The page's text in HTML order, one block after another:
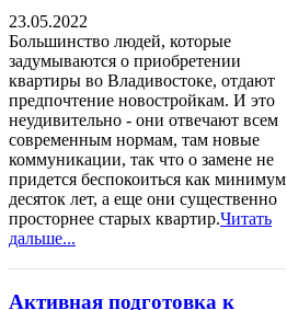
23.05.2022
Большинство людей, которые
задумываются о приобретении
квартиры во Владивостоке, отдают
предпочтение новостройкам. И это
неудивительно - они отвечают всем
современным нормам, там новые
коммуникации, так что о замене не
придется беспокоиться как минимум
десяток лет, а еще они существенно
просторнее старых квартир.Читать
дальше...
Активная подготовка к